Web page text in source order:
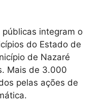
integram o
do Estado de
de Nazaré
Mais de 3.000
pelas ações de